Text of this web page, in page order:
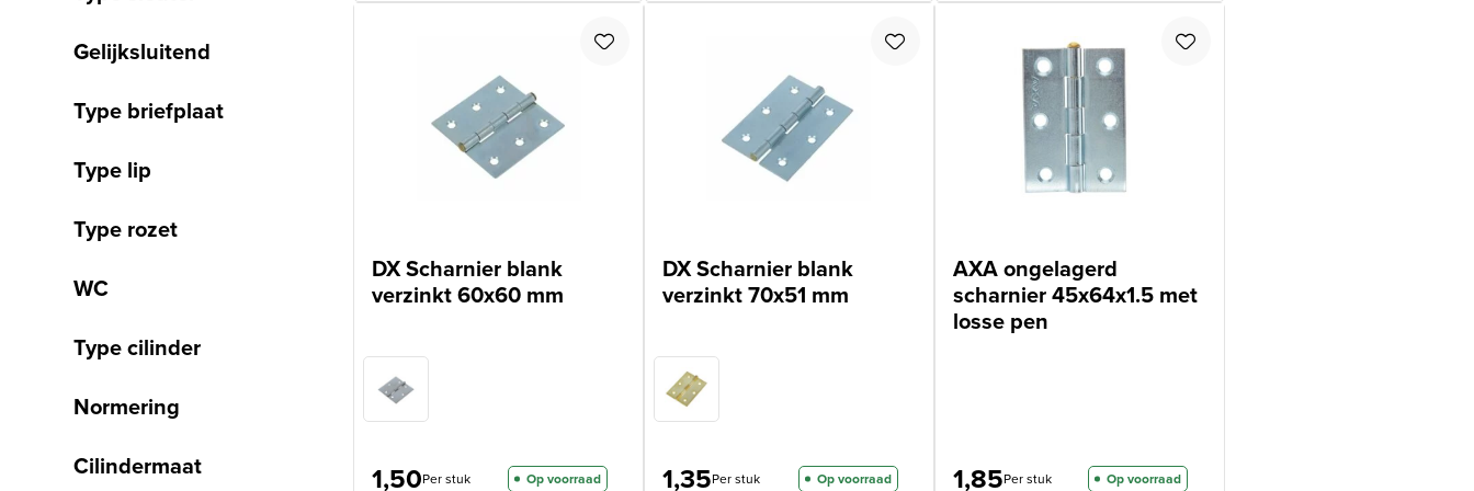
Gelijksluitend
Type briefplaat
Type lip
Type rozet
WC
Type cilinder
Normering
Cilindermaat
DX Scharnier blank
verzinkt 60x60 mm
1,50Per stuk Op voorraad
DX Scharnier blank
verzinkt 70x51 mm
1,35Per stuk Op voorraad
AXA ongelagerd
scharnier 45x64x1.5 met
losse pen
1,85Per stuk Op voorraad